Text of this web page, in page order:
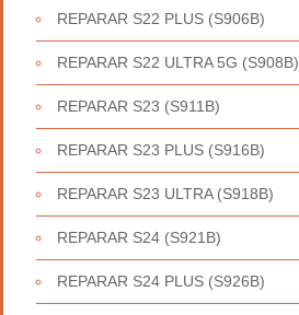
REPARAR S22 PLUS (S906B)
REPARAR S22 ULTRA 5G (S908B)
REPARAR S23 (S911B)
REPARAR S23 PLUS (S916B)
REPARAR S23 ULTRA (S918B)
REPARAR S24 (S921B)
REPARAR S24 PLUS (S926B)